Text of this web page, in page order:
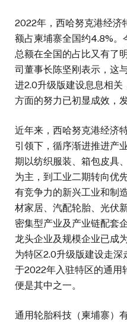
2022年，西哈努克港经济
额占柬埔寨全国约4.8%。
总额在全国的占比又有了
司董事长陈坚刚表示，这
进2.0升级版建设息息相
方面的努力已初显成效，
近年来，西哈努克港经济
引领下，循序渐进推进产
期以纺织服装、箱包皮具
为主，到工业二期转向优
有竞争力的新兴工业和制
材家居、汽配轮胎、光伏
密集型产业及产业链配套
龙头企业及规模企业已成
为特区2.0升级版建设走深
于2022年入驻特区的通用
便是其中之一。
通用轮胎科技（柬埔寨）